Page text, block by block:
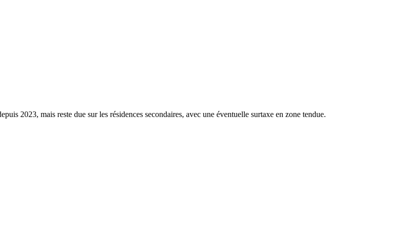
2023, mais reste due sur les résidences secondaires, avec une éventuelle surtaxe en zone tendue.